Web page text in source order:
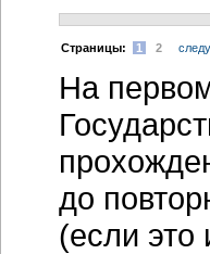
Cтраницы: 1 2
На
до
(если это